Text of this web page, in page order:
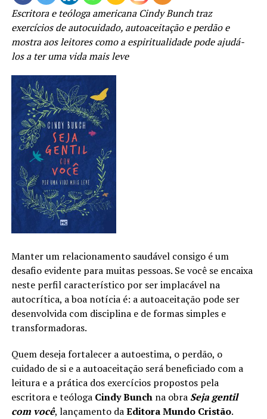
Escritora e teóloga americana Cindy Bunch traz
exercícios de autocuidado, autoaceitação e perdão e
mostra aos leitores como a espiritualidade pode ajudá-
los a ter uma vida mais leve
Manter um relacionamento saudável consigo é um
desafio evidente para muitas pessoas. Se você se encaixa
neste perfil característico por ser implacável na
autocrítica, a boa notícia é: a autoaceitação pode ser
desenvolvida com disciplina e de formas simples e
transformadoras.
Quem deseja fortalecer a autoestima, o perdão, o
cuidado de si e a autoaceitação será beneficiado com a
leitura e a prática dos exercícios propostos pela
escritora e teóloga Cindy Bunchna obra Seja gentil
com você, lançamento daEditora Mundo Cristão.